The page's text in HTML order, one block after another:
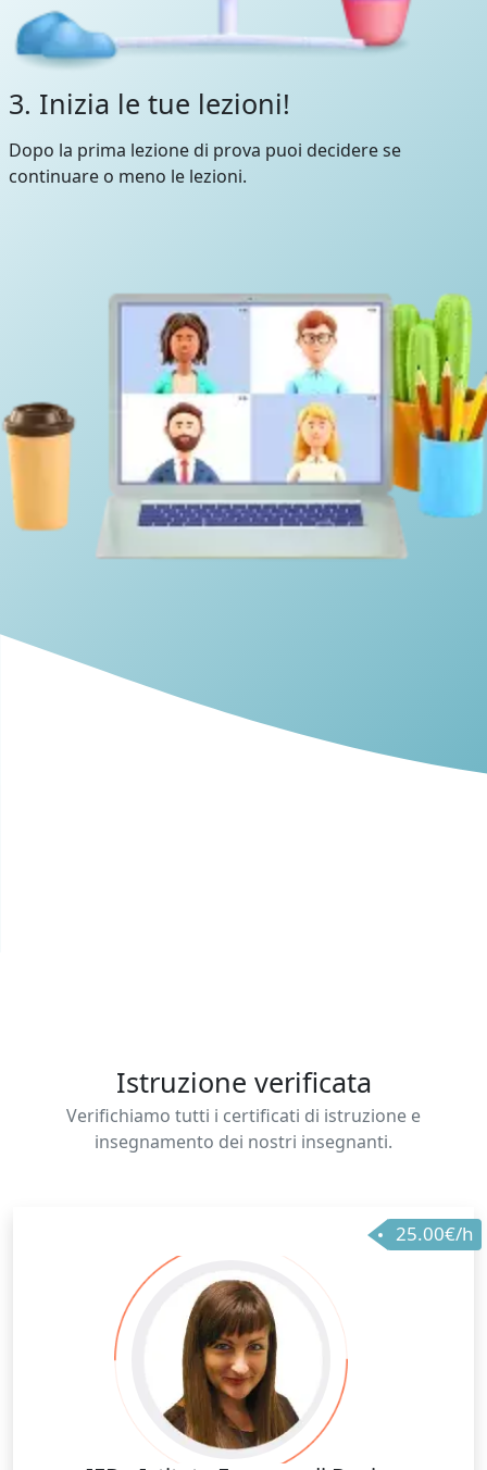
3. Inizia le tue lezioni!
Dopo la prima lezione di prova puoi decidere se
continuare o meno le lezioni.
Istruzione verificata
Verifichiamo tutti i certificati di istruzione e
insegnamento dei nostri insegnanti.
25.00€/h